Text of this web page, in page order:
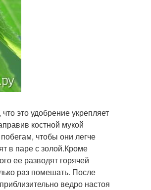
это удобрение укрепляет
костной мукой
чтобы они легче
в паре с золой.Кроме
ее разводят горячей
раз помешать. После
ведро настоя